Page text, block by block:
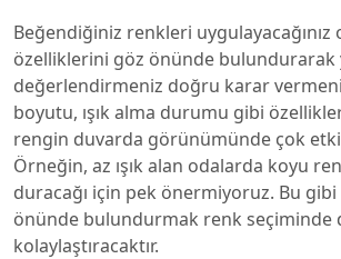
Beğendiğiniz renkleri uygulayacağınız
özelliklerini göz önünde bulundurarak
değerlendirmeniz doğru karar
boyutu, ışık alma durumu gibi
rengin duvarda görünümünde çok
Örneğin, az ışık alan odalarda koyu
duracağı için pek önermiyoruz. Bu
önünde bulundurmak renk seçiminde
kolaylaştıracaktır.